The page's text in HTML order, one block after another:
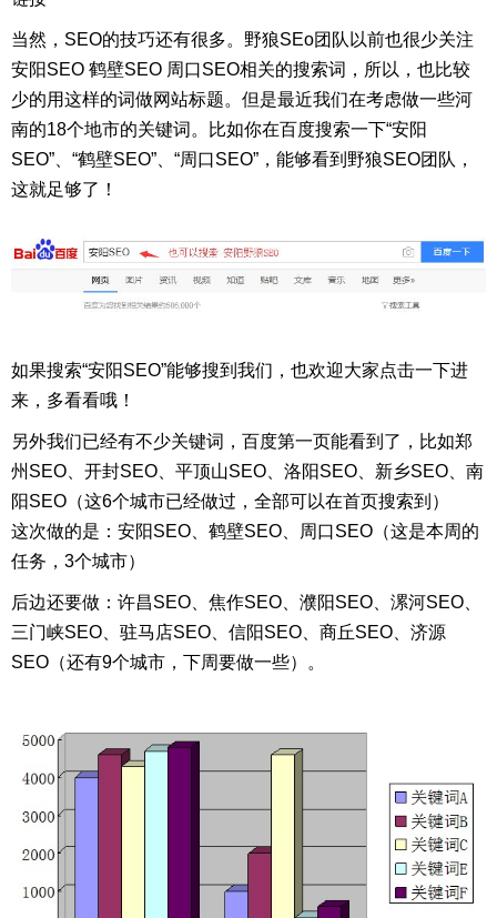
当然，SEO的技巧还有很多。野狼SEo团队以前也很少关注
安阳SEO 鹤壁SEO 周口SEO相关的搜索词，所以，也比较
少的用这样的词做网站标题。但是最近我们在考虑做一些河
南的18个地市的关键词。比如你在百度搜索一下“安阳
SEO”、“鹤壁SEO”、“周口SEO”，能够看到野狼SEO团队，
这就足够了！
如果搜索“安阳SEO”能够搜到我们，也欢迎大家点击一下进
来，多看看哦！
另外我们已经有不少关键词，百度第一页能看到了，比如郑
州SEO、开封SEO、平顶山SEO、洛阳SEO、新乡SEO、南
阳SEO（这6个城市已经做过，全部可以在首页搜索到）
这次做的是： 安阳SEO、 鹤壁SEO、 周口SEO（这是本周的
任务，3个城市）
后边还要做： 许昌SEO、焦作SEO、濮阳SEO、漯河SEO、
三门峡SEO、驻马店SEO、信阳SEO、商丘SEO、济源
SEO（还有9个城市，下周要做一些）。